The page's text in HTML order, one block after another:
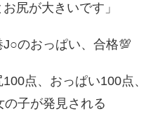
尻が大きいです」
J○のおっぱい、合格💯
100点、おっぱい100点、
の子が発見される